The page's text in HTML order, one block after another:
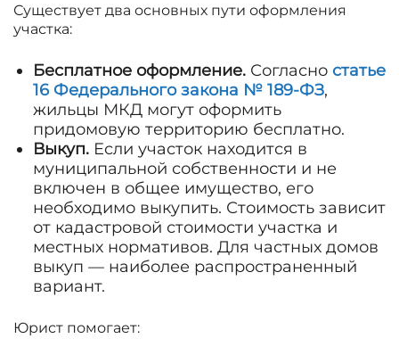
Существует два основных пути оформления
участка:
Бесплатное оформление. Согласно статье
16 Федерального закона № 189-ФЗ,
жильцы МКД могут оформить
придомовую территорию бесплатно.
Выкуп. Если участок находится в
муниципальной собственности и не
включен в общее имущество, его
необходимо выкупить. Стоимость зависит
от кадастровой стоимости участка и
местных нормативов. Для частных домов
выкуп — наиболее распространенный
вариант.
Юрист помогает: